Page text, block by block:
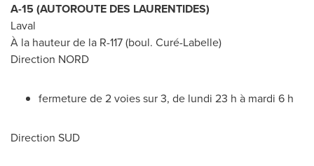
A-15 (AUTOROUTE DES LAURENTIDES)
Laval
À la hauteur de la R-117 (boul. Curé-Labelle)
Direction NORD
fermeture de 2 voies sur 3, de lundi 23 h à mardi 6 h
Direction SUD